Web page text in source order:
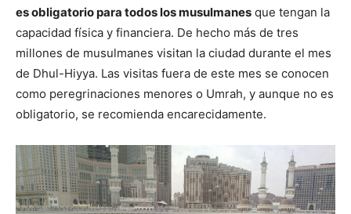
es obligatorio para todos los musulmanes que tengan la
capacidad física y financiera. De hecho más de tres
millones de musulmanes visitan la ciudad durante el mes
de Dhul-Hiyya. Las visitas fuera de este mes se conocen
como peregrinaciones menores o Umrah, y aunque no es
obligatorio, se recomienda encarecidamente.